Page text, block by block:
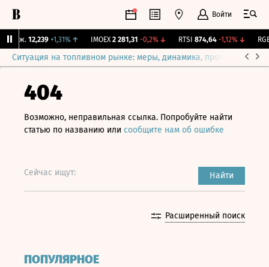
Войти
Бирж. 12,239 +1,31% ↑ IMOEX 2 281,31 -0,2%↓ RTSI 874,64 -1,12%↓ RGBI
Ситуация на топливном рынке: меры, динамика, прогнозы
404
Возможно, неправильная ссылка. Попробуйте найти
статью по названию или сообщите нам об ошибке
Сейчас ищут: Найти
Расширенный поиск
ПОПУЛЯРНОЕ